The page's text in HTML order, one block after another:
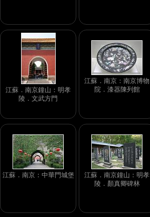
江蘇．南京鐘山：明孝
陵．文武方門
江蘇．南京：南京博物
院．漆器陳列館
江蘇．南京：中華門城堡
江蘇．南京鐘山：明孝
陵．顏真卿碑林